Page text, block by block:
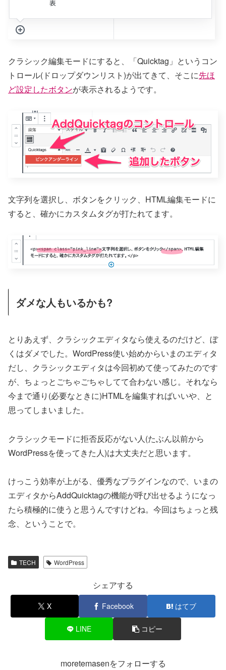
クラシック編集モードにすると、「Quicktag」というコン
トロール(ドロップダウンリスト)が出てきて、そこに先ほ
ど設定したボタンが表示されるようです。
文字列を選択し、ボタンをクリック、HTML編集モードに
すると、確かにカスタムタグが打たれてます。
ダメな人もいるかも?
とりあえず、クラシックエディタなら使えるのだけど、ぼ
くはダメでした。WordPress使い始めからいまのエディタ
だし、クラシックエディタは今回初めて使ってみたのです
が、ちょっとごちゃごちゃしてて合わない感じ。それなら
今まで通り(必要なときに)HTMLを編集すればいいや、と
思ってしまいました。
クラシックモードに拒否反応がない人(たぶん以前から
WordPressを使ってきた人)は大丈夫だと思います。
けっこう効率が上がる、優秀なプラグインなので、いまの
エディタからAddQuicktagの機能が呼び出せるようになっ
たら積極的に使うと思うんですけどね。今回はちょっと残
念、ということで。
TECH WordPress
シェアする
X Facebook はてブ
LINE コピー
moretemasenをフォローする